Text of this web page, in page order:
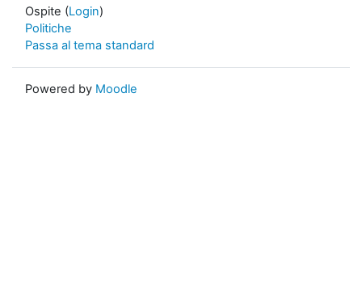
Ospite (Login)
Politiche
Passa al tema standard
Powered by Moodle